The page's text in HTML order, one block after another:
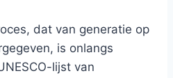
dat van generatie op
is onlangs
lijst van